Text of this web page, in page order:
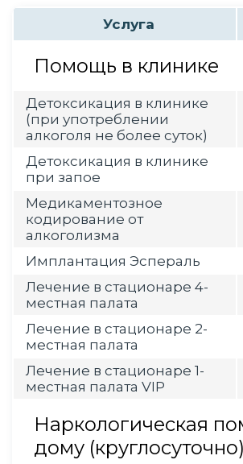
Услуга
Помощь в клинике
Детоксикация в клинике
(при употреблении
алкоголя не более суток)
Детоксикация в клинике
при запое
Медикаментозное
кодирование от
алкоголизма
Имплантация Эспераль
Лечение в стационаре 4-
местная палата
Лечение в стационаре 2-
местная палата
Лечение в стационаре 1-
местная палата VIP
Наркологическая
дому (круглосуточно)